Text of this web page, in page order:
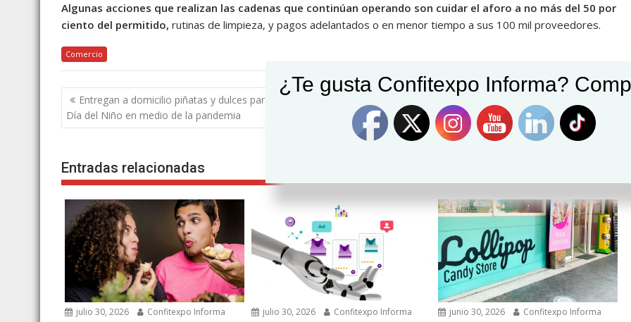
Algunas acciones que realizan las cadenas que continúan operando son cuidar el aforo a no más del 50 por
ciento del permitido, rutinas de limpieza, y pagos adelantados o en menor tiempo a sus 100 mil proveedores.
Comercio
Navegación
de
entradas
Entregan a domicilio piñatas y dulces para celebrar el
Día del Niño en medio de la pandemia
Profeco inicia procesos contra Walmart y Bodega Aurrerá
por subir precios
Entradas relacionadas
julio 30, 2026
Confitexpo Informa
julio 30, 2026
Confitexpo Informa
junio 30, 2026
Confitexpo Informa
¿Te gusta Confitexpo Informa?